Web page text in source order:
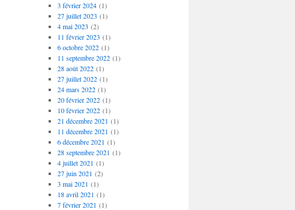
3 février 2024(1)
27 juillet 2023 (1)
4 mai 2023 (2)
11 février 2023 (1)
6 octobre 2022(1)
11 septembre 2022(1)
28 août 2022(1)
27 juillet 2022(1)
24 mars 2022(1)
20 février 2022(1)
10 février 2022(1)
21 décembre 2021 (1)
11 décembre 2021 (1)
6 décembre 2021 (1)
28 septembre 2021 (1)
4 juillet 2021 (1)
27 juin 2021 (2)
3 mai 2021 (1)
18 avril 2021 (1)
7 février 2021 (1)